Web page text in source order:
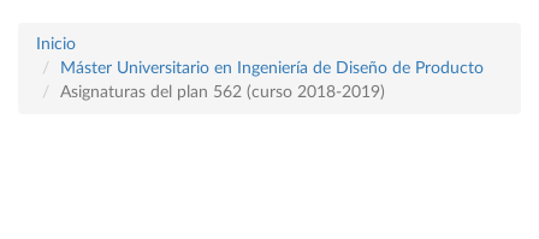
Inicio
Máster Universitario en Ingeniería de Diseño de Producto
Asignaturas del plan 562 (curso 2018-2019)